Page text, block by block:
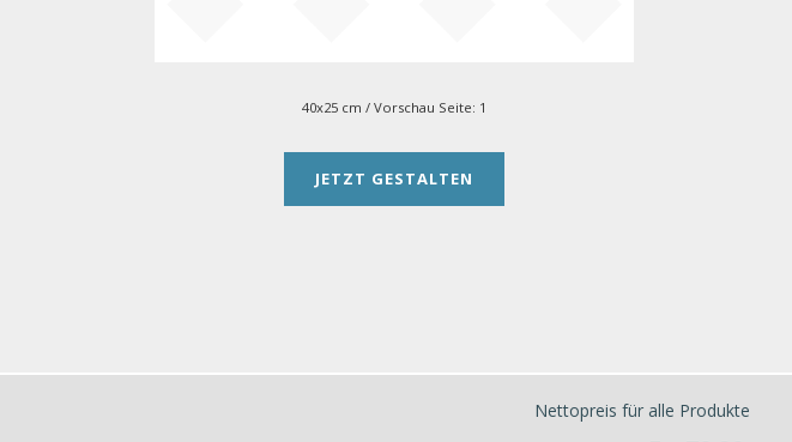
40x25 cm / Vorschau Seite: 1
JETZT GESTALTEN
Nettopreis für alle Produkte